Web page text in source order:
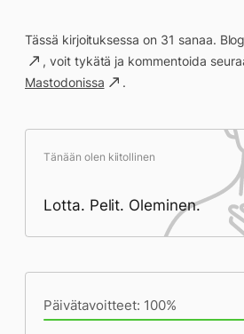
Tässä kirjoituksessa on 31 sanaa.
, voit tykätä ja kommentoida
Mastodonissa
.
Tänään olen kiitollinen
Lotta. Pelit. Oleminen.
Päivätavoitteet: 100%